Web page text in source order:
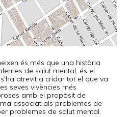
és més que una història
de salut mental, és el
atrevit a cridar tot el que va
seves vivències més
amb el propòsit de
associat als problemes de
problemes de salut mental.